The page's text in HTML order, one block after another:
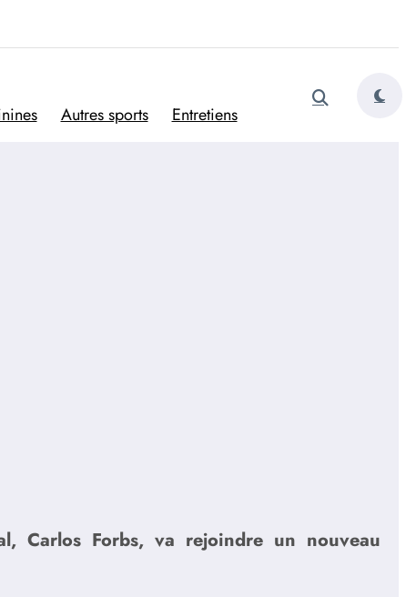
Autres sports Entretiens
Carlos Forbs, va rejoindre un nouveau